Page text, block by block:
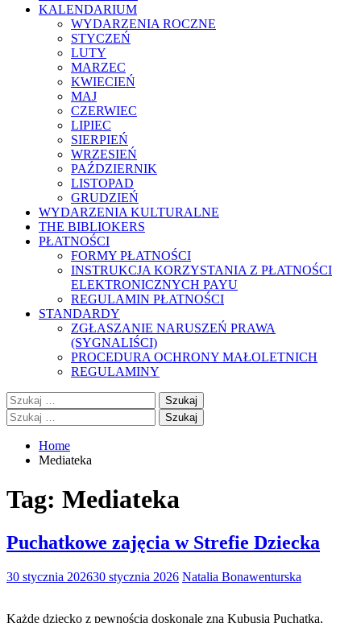
KALENDARIUM
WYDARZENIA ROCZNE
STYCZEŃ
LUTY
MARZEC
KWIECIEŃ
MAJ
CZERWIEC
LIPIEC
SIERPIEŃ
WRZESIEŃ
PAŹDZIERNIK
LISTOPAD
GRUDZIEŃ
WYDARZENIA KULTURALNE
THE BIBLIOKERS
PŁATNOŚCI
FORMY PŁATNOŚCI
INSTRUKCJA KORZYSTANIA Z PŁATNOŚCI
ELEKTRONICZNYCH PAYU
REGULAMIN PŁATNOŚCI
STANDARDY
ZGŁASZANIE NARUSZEŃ PRAWA
(SYGNALIŚCI)
PROCEDURA OCHRONY MAŁOLETNICH
REGULAMINY
Szukaj:
Szukaj:
Home
Mediateka
Tag: Mediateka
Puchatkowe zajęcia w Strefie Dziecka
30 stycznia 202630 stycznia 2026 Natalia Bonawenturska
Każde dziecko z pewnością doskonale zna Kubusia Puchatka,